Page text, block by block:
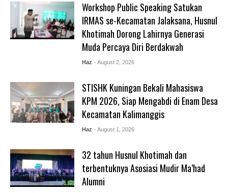
Workshop Public Speaking Satukan
IRMAS se-Kecamatan Jalaksana, Husnul
Khotimah Dorong Lahirnya Generasi
Muda Percaya Diri Berdakwah
Haz - August 2, 2026
STISHK Kuningan Bekali Mahasiswa
KPM 2026, Siap Mengabdi di Enam Desa
Kecamatan Kalimanggis
Haz - August 1, 2026
32 tahun Husnul Khotimah dan
terbentuknya Asosiasi Mudir Ma’had
Alumni